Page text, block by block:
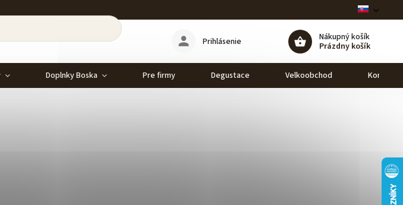
Nákupný košík
Prázdny košík
Prihlásenie
Doplnky Boska Pre firmy Degustace Velkoobchod Kontakt